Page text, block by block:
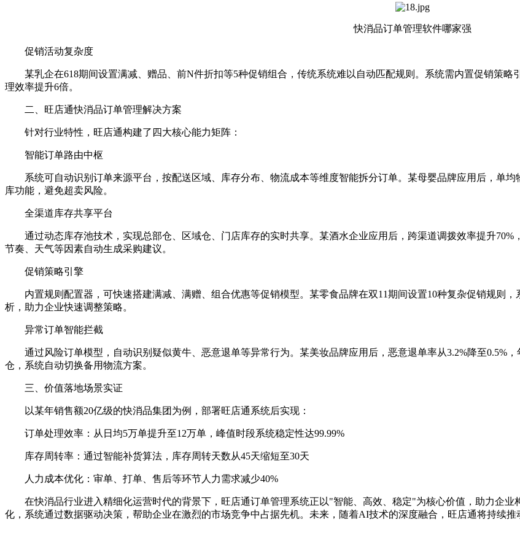
快消品订单管理软件哪家强
促销活动复杂度
某乳企在618期间设置满减、赠品、前N件折扣等5种促销组合，传统系统难以自动匹配规则。系统需内置促销策略
理效率提升6倍。
二、旺店通快消品订单管理解决方案
针对行业特性，旺店通构建了四大核心能力矩阵：
智能订单路由中枢
系统可自动识别订单来源平台，按配送区域、库存分布、物流成本等维度智能拆分订单。某母婴品牌应用后，单均
库功能，避免超卖风险。
全渠道库存共享平台
通过动态库存池技术，实现总部仓、区域仓、门店库存的实时共享。某酒水企业应用后，跨渠道调拨效率提升70%
节奏、天气等因素自动生成采购建议。
促销策略引擎
内置规则配置器，可快速搭建满减、满赠、组合优惠等促销模型。某零食品牌在双11期间设置10种复杂促销规则，
析，助力企业快速调整策略。
异常订单智能拦截
通过风险订单模型，自动识别疑似黄牛、恶意退单等异常行为。某美妆品牌应用后，恶意退单率从3.2%降至0.5%
仓，系统自动切换备用物流方案。
三、价值落地场景实证
以某年销售额20亿级的快消品集团为例，部署旺店通系统后实现：
订单处理效率：从日均5万单提升至12万单，峰值时段系统稳定性达99.99%
库存周转率：通过智能补货算法，库存周转天数从45天缩短至30天
人力成本优化：审单、打单、售后等环节人力需求减少40%
在快消品行业进入精细化运营时代的背景下，旺店通订单管理系统正以"智能、高效、稳定"为核心价值，助力企业
化，系统通过数据驱动决策，帮助企业在激烈的市场竞争中占据先机。未来，随着AI技术的深度融合，旺店通将持续